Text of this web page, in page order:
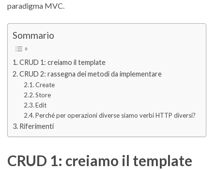
paradigma MVC.
Sommario
CRUD 1: creiamo il template
CRUD 2: rassegna dei metodi da implementare
Create
Store
Edit
Perché per operazioni diverse siamo verbi HTTP diversi?
Riferimenti
CRUD 1: creiamo il template